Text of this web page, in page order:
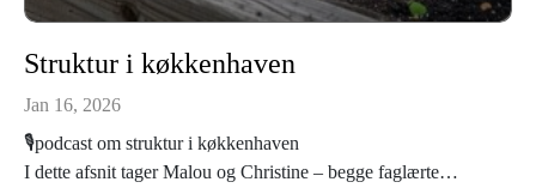
Struktur i køkkenhaven
Jan 16, 2026
🎙️podcast om struktur i køkkenhaven
I dette afsnit tager Malou og Christine – begge faglærte